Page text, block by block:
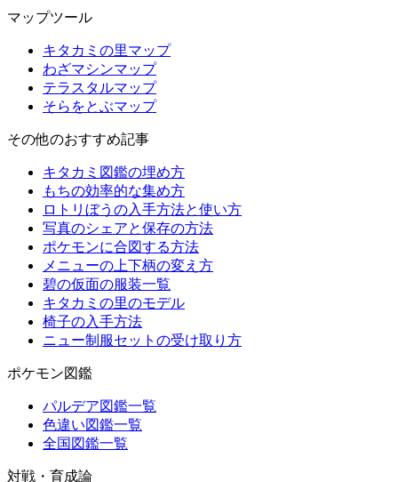
マップツール
キタカミの里マップ
わざマシンマップ
テラスタルマップ
そらをとぶマップ
その他のおすすめ記事
キタカミ図鑑の埋め方
もちの効率的な集め方
ロトリぼうの入手方法と使い方
写真のシェアと保存の方法
ポケモンに合図する方法
メニューの上下柄の変え方
碧の仮面の服装一覧
キタカミの里のモデル
椅子の入手方法
ニュー制服セットの受け取り方
ポケモン図鑑
パルデア図鑑一覧
色違い図鑑一覧
全国図鑑一覧
対戦・育成論